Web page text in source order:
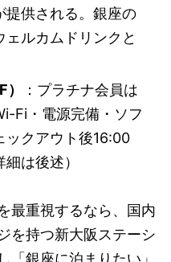
提供される。銀座の
ルカムドリンクと
：プラチナ会員は
Fi・電源完備・ソフ
ックアウト後16:00
は後述）
最重視するなら、国内
を持つ新大阪ステーシ
「銀座に泊まりたい」